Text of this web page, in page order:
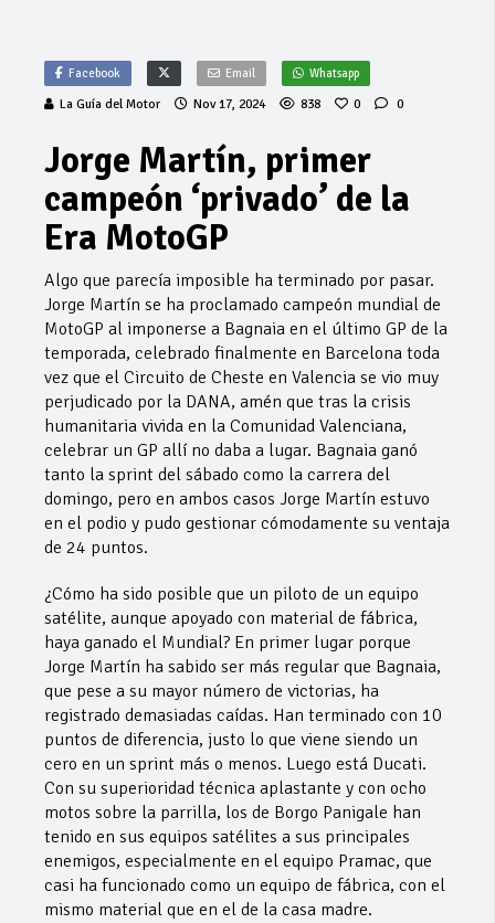
Facebook Email Whatsapp
La Guía del Motor Nov 17, 2024 838 0 0
Jorge Martín, primer
campeón ‘privado’ de la
Era MotoGP
Algo que parecía imposible ha terminado por pasar.
Jorge Martín se ha proclamado campeón mundial de
MotoGP al imponerse a Bagnaia en el último GP de la
temporada, celebrado finalmente en Barcelona toda
vez que el Circuito de Cheste en Valencia se vio muy
perjudicado por la DANA, amén que tras la crisis
humanitaria vivida en la Comunidad Valenciana,
celebrar un GP allí no daba a lugar. Bagnaia ganó
tanto la sprint del sábado como la carrera del
domingo, pero en ambos casos Jorge Martín estuvo
en el podio y pudo gestionar cómodamente su ventaja
de 24 puntos.
¿Cómo ha sido posible que un piloto de un equipo
satélite, aunque apoyado con material de fábrica,
haya ganado el Mundial? En primer lugar porque
Jorge Martín ha sabido ser más regular que Bagnaia,
que pese a su mayor número de victorias, ha
registrado demasiadas caídas. Han terminado con 10
puntos de diferencia, justo lo que viene siendo un
cero en un sprint más o menos. Luego está Ducati.
Con su superioridad técnica aplastante y con ocho
motos sobre la parrilla, los de Borgo Panigale han
tenido en sus equipos satélites a sus principales
enemigos, especialmente en el equipo Pramac, que
casi ha funcionado como un equipo de fábrica, con el
mismo material que en el de la casa madre.